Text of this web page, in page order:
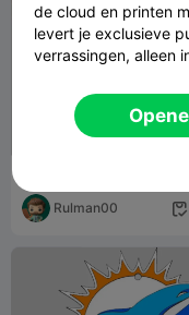
in lagen printen in
Rulman00 
de cloud en printen
levert je exclusieve
verrassingen, alleen